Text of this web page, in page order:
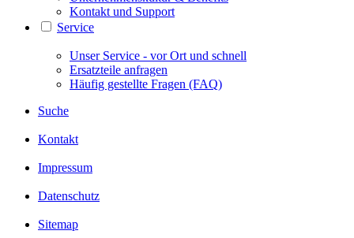
Kontakt und Support
Service
Unser Service - vor Ort und schnell
Ersatzteile anfragen
Häufig gestellte Fragen (FAQ)
Suche
Kontakt
Impressum
Datenschutz
Sitemap